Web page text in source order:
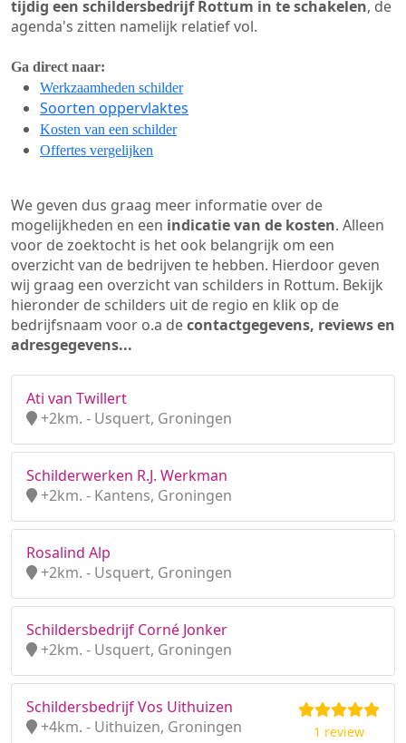
tijdig een schildersbedrijf Rottum in te schakelen, de
agenda's zitten namelijk relatief vol.
Ga direct naar:
Werkzaamheden schilder
Soorten oppervlaktes
Kosten van een schilder
Offertes vergelijken
We geven dus graag meer informatie over de
mogelijkheden en een indicatie van de kosten. Alleen
voor de zoektocht is het ook belangrijk om een
overzicht van de bedrijven te hebben. Hierdoor geven
wij graag een overzicht van schilders in Rottum. Bekijk
hieronder de schilders uit de regio en klik op de
bedrijfsnaam voor o.a decontactgegevens, reviews en
adresgegevens...
Ati van Twillert
+2km. - Usquert, Groningen
Schilderwerken R.J. Werkman
+2km. - Kantens, Groningen
Rosalind Alp
+2km. - Usquert, Groningen
Schildersbedrijf Corné Jonker
+2km. - Usquert, Groningen
Schildersbedrijf Vos Uithuizen
+4km. - Uithuizen, Groningen
1 review